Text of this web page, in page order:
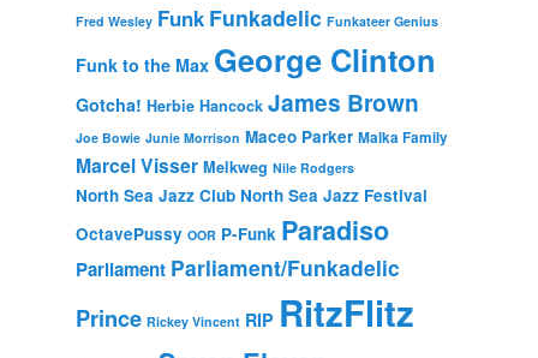
Fred Wesley Funk Funkadelic Funkateer Genius
Funk to the Max George Clinton
Gotcha! Herbie Hancock James Brown
Joe Bowie Junie Morrison Maceo Parker Malka Family
Marcel Visser Melkweg Nile Rodgers
North Sea Jazz Club North Sea Jazz Festival
OctavePussy OOR P-Funk Paradiso
Parliament Parliament/Funkadelic
Prince Rickey Vincent RIP RitzFlitz